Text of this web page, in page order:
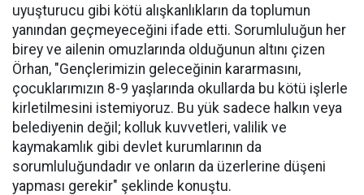
uyuşturucu gibi kötü alışkanlıkların da toplumun
yanından geçmeyeceğini ifade etti. Sorumluluğun her
birey ve ailenin omuzlarında olduğunun altını çizen
Örhan, "Gençlerimizin geleceğinin kararmasını,
çocuklarımızın 8-9 yaşlarında okullarda bu kötü işlerle
kirletilmesini istemiyoruz. Bu yük sadece halkın veya
belediyenin değil; kolluk kuvvetleri, valilik ve
kaymakamlık gibi devlet kurumlarının da
sorumluluğundadır ve onların da üzerlerine düşeni
yapması gerekir" şeklinde konuştu.